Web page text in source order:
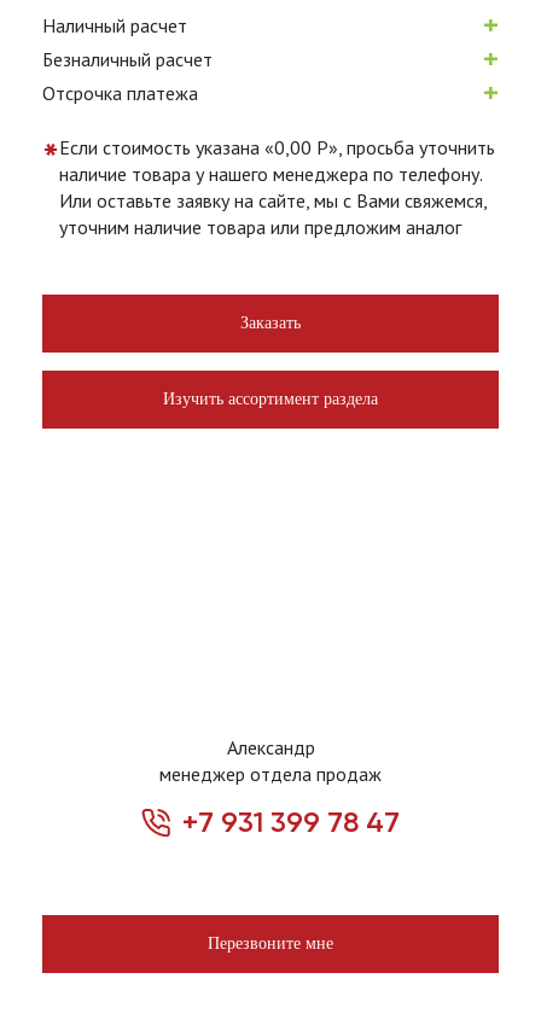
Наличный расчет +
Безналичный расчет +
Отсрочка платежа +
*Если стоимость указана «0,00 Р», просьба уточнить
наличие товара у нашего менеджера по телефону.
Или оставьте заявку на сайте, мы с Вами свяжемся,
уточним наличие товара или предложим аналог
Заказать
Изучить ассортимент раздела
Александр
менеджер отдела продаж
+7 931 399 78 47
Перезвоните мне